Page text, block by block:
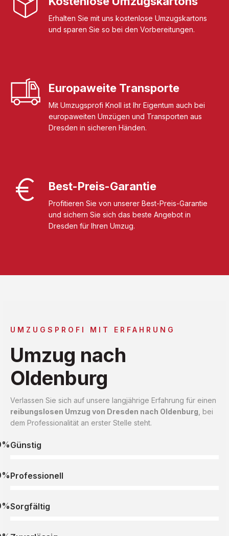
Erhalten Sie mit uns kostenlose Umzugskartons
und sparen Sie so bei den Vorbereitungen.
Europaweite Transporte
Mit Umzugsprofi Knoll ist Ihr Eigentum auch bei
europaweiten Umzügen und Transporten aus
Dresden in sicheren Händen.
Best-Preis-Garantie
Profitieren Sie von unserer Best-Preis-Garantie
und sichern Sie sich das beste Angebot in
Dresden für Ihren Umzug.
UMZUGSPROFI MIT ERFAHRUNG
Umzug nach
Oldenburg
Verlassen Sie sich auf unsere langjährige Erfahrung für einen
reibungslosen Umzug von Dresden nach Oldenburg , bei
dem Professionalität an erster Stelle steht.
Günstig
Professionell
Sorgfältig